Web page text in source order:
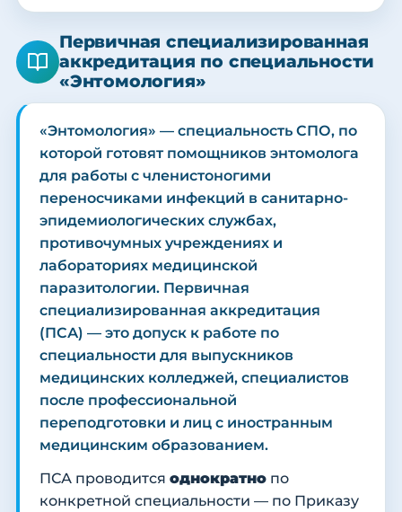
Первичная специализированная
аккредитация по специальности
«Энтомология»
«Энтомология» — специальность СПО, по
которой готовят помощников энтомолога
для работы с членистоногими
переносчиками инфекций в санитарно-
эпидемиологических службах,
противочумных учреждениях и
лабораториях медицинской
паразитологии. Первичная
специализированная аккредитация
(ПСА) — это допуск к работе по
специальности для выпускников
медицинских колледжей, специалистов
после профессиональной
переподготовки и лиц с иностранным
медицинским образованием.
ПСА проводится однократно по
конкретной специальности — по Приказу